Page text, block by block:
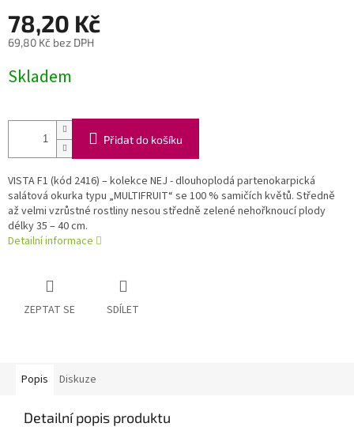
78,20 Kč
69,80 Kč bez DPH
cena:
Skladem
Přidat do košíku
VISTA F1 (kód 2416) – kolekce NEJ - dlouhoplodá partenokarpická
salátová okurka typu „MULTIFRUIT“ se 100 % samičích květů. Středně
až velmi vzrůstné rostliny nesou středně zelené nehořknoucí plody
délky 35 – 40 cm.
Detailní informace
ZEPTAT SE SDÍLET
Popis Diskuze
Detailní popis produktu